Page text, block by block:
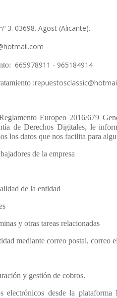
3. 03698. Agost (Alicante).
665978911 - 965184914
:
Europeo 2016/679
de Derechos Digitales, le
los datos que nos facilita para
de la empresa
de la entidad
y otras tareas relacionadas
mediante correo postal, correo
y gestión de cobros.
electrónicos desde la